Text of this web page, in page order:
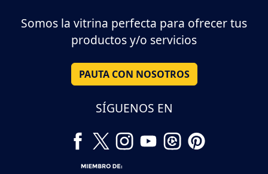
Somos la vitrina perfecta para ofrecer tus
productos y/o servicios
PAUTA CON NOSOTROS
SÍGUENOS EN